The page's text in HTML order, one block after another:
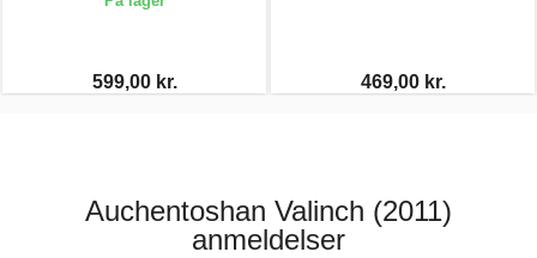
599,00 kr. 469,00 kr.
Auchentoshan Valinch (2011)
anmeldelser